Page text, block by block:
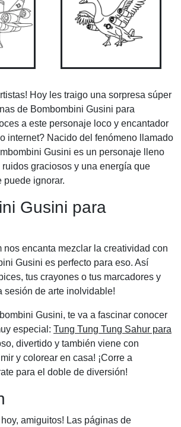
Hoy les traigo una sorpresa súper
de Bombombini Gusini para
a este personaje loco y encantador
internet? Nacido del fenómeno llamado
Gusini es un personaje lleno
graciosos y una energía que
puede ignorar.
Gusini para
nos encanta mezclar la creatividad con
Gusini es perfecto para eso. Así
tus crayones o tus marcadores y
sesión de arte inolvidable!
Gusini, te va a fascinar conocer
especial: Tung Tung Tung Sahur para
divertido y también viene con
y colorear en casa! ¡Corre a
para el doble de diversión!
hoy, amiguitos! Las páginas de